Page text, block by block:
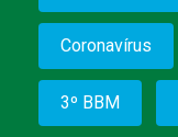
Coronavírus
3º BBM